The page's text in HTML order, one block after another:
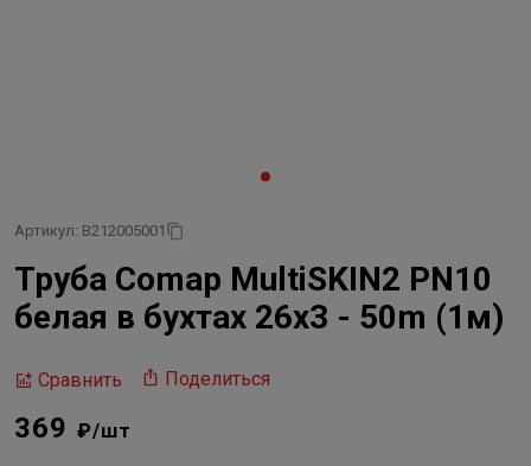
Артикул: B212005001
Труба Comap MultiSKIN2 PN10
белая в бухтах 26x3 - 50m (1м)
Сравнить Поделиться
369 ₽/шт